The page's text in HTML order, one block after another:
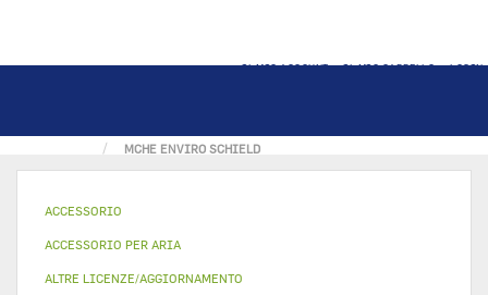
IL MIO ACCOUNT IL MIO CARRELLO LOGIN
MCHE ENVIRO SCHIELD
ACCESSORIO
ACCESSORIO PER ARIA
ALTRE LICENZE/AGGIORNAMENTO